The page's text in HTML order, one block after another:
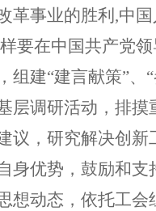
革事业的胜利,中
要在中国共产党
组建“建言献策”
层调研活动，排
议，研究解决创新
身优势，鼓励和
想动态，依托工